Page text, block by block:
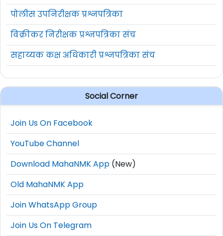
पोलीस उपनिरीक्षक प्रश्नपत्रिका
विक्रीकर निरीक्षक प्रश्नपत्रिका संच
सहाय्यक कक्ष अधिकारी प्रश्नपत्रिका संच
Social Corner
Join Us On Facebook
YouTube Channel
Download MahaNMK App (New)
Old MahaNMK App
Join WhatsApp Group
Join Us On Telegram